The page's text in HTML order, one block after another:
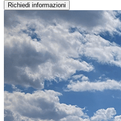
Richiedi informazioni